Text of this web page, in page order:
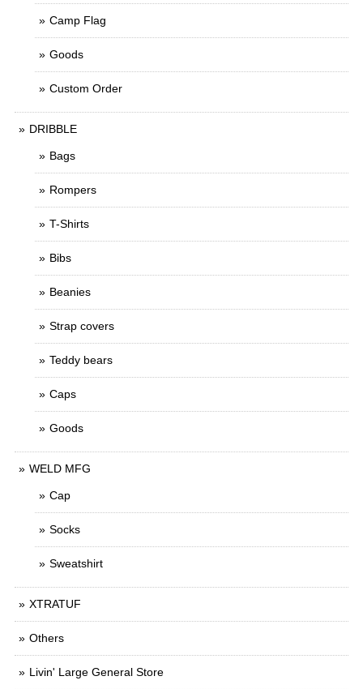
Camp Flag
Goods
Custom Order
DRIBBLE
Bags
Rompers
T-Shirts
Bibs
Beanies
Strap covers
Teddy bears
Caps
Goods
WELD MFG
Cap
Socks
Sweatshirt
XTRATUF
Others
Livin' Large General Store